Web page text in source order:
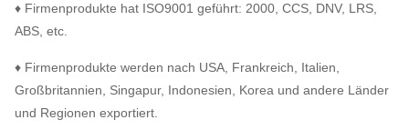
♦ Firmenprodukte hat ISO9001 geführt: 2000, CCS, DNV, LRS,
ABS, etc.
♦ Firmenprodukte werden nach USA, Frankreich, Italien,
Großbritannien, Singapur, Indonesien, Korea und andere Länder
und Regionen exportiert.